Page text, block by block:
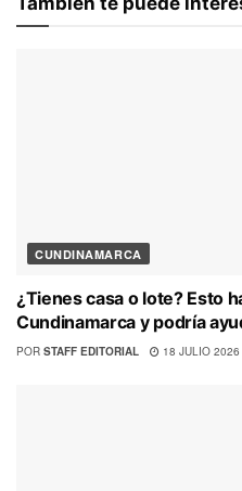
CUNDINAMARCA
¿Tienes casa o lote? Esto
Cundinamarca y podría
POR STAFF EDITORIAL 18 JULIO 2026